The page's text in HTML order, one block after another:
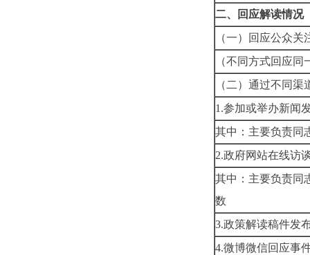
二、回应解读情况
（一）回应公众
（不同方式回应
（二）通过不同
1.参加或举
其中：主要
2.政府网站
其中：主要负责同
3.政策解读
4.微博微信